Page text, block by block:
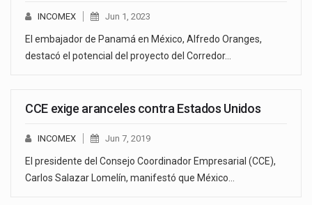
INCOMEX Jun 1, 2023
El embajador de Panamá en México, Alfredo Oranges,
destacó el potencial del proyecto del Corredor…
CCE exige aranceles contra Estados Unidos
INCOMEX Jun 7, 2019
El presidente del Consejo Coordinador Empresarial (CCE),
Carlos Salazar Lomelín, manifestó que México…